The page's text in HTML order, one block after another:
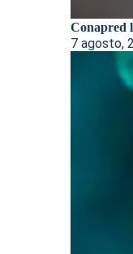
Conapred
7 agosto,